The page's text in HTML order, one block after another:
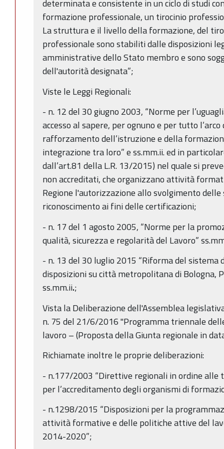
determinata e consistente in un ciclo di studi
formazione professionale, un tirocinio
La struttura e il livello della formazione, del
professionale sono stabiliti dalle disposizioni
amministrative dello Stato membro e sono
dell'autorità designata”;
Viste le Leggi Regionali:
- n. 12 del 30 giugno 2003, “Norme per
accesso al sapere, per ognuno e per tutto
rafforzamento dell’istruzione e della
integrazione tra loro” e ss.mm.ii. ed in
dall’art.81 della L.R. 13/2015) nel quale si
non accreditati, che organizzano attività
Regione l'autorizzazione allo svolgimento
riconoscimento ai fini delle certificazioni;
- n. 17 del 1 agosto 2005, “Norme per la
qualità, sicurezza e regolarità del Lavoro”
- n. 13 del 30 luglio 2015 “Riforma del sistema
disposizioni su città metropolitana di Bologna,
ss.mm.ii.;
Vista la Deliberazione dell'Assemblea
n. 75 del 21/6/2016 "Programma triennale
lavoro – (Proposta della Giunta regionale in
Richiamate inoltre le proprie deliberazioni:
- n.177/2003 “Direttive regionali in ordine alle
per l’accreditamento degli organismi di
- n.1298/2015 “Disposizioni per la
attività formative e delle politiche attive del
2014-2020”;